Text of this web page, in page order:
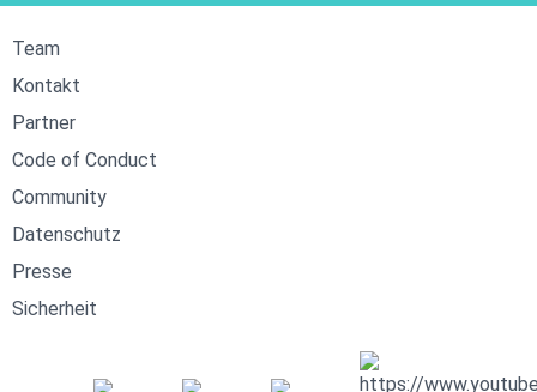
Team
Kontakt
Partner
Code of Conduct
Community
Datenschutz
Presse
Sicherheit